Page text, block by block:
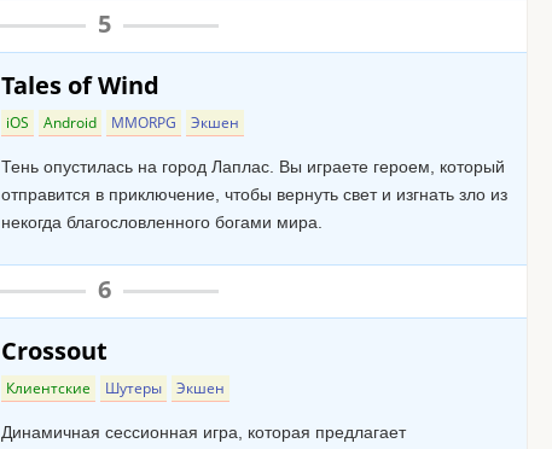
5
Tales of Wind
iOS Android MMORPG Экшен
Тень опустилась на город Лаплас. Вы играете героем, который
отправится в приключение, чтобы вернуть свет и изгнать зло из
некогда благословленного богами мира.
6
Crossout
Клиентские Шутеры Экшен
Динамичная сессионная игра, которая предлагает